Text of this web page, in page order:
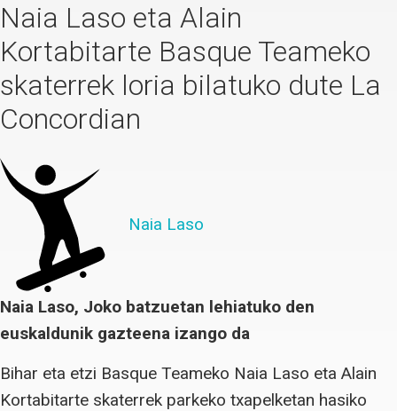
Naia Laso eta Alain
Kortabitarte Basque Teameko
skaterrek loria bilatuko dute La
Concordian
Naia Laso
Naia Laso, Joko batzuetan lehiatuko den
euskaldunik gazteena izango da
Bihar eta etzi Basque Teameko Naia Laso eta Alain
Kortabitarte skaterrek parkeko txapelketan hasiko